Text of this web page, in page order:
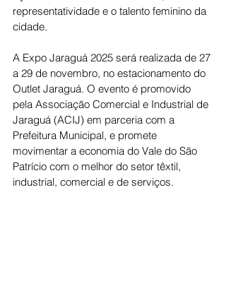
representatividade e o talento feminino da
cidade.
A Expo Jaraguá 2025 será realizada de 27
a 29 de novembro, no estacionamento do
Outlet Jaraguá. O evento é promovido
pela Associação Comercial e Industrial de
Jaraguá (ACIJ) em parceria com a
Prefeitura Municipal, e promete
movimentar a economia do Vale do São
Patrício com o melhor do setor têxtil,
industrial, comercial e de serviços.